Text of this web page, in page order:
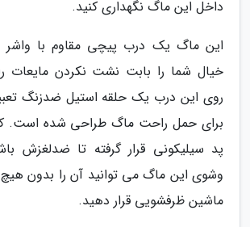
داخل این ماگ نگهداری کنید.
این ماگ یک درب پیچی مقاوم با واشر
خیال شما را بابت نشت نکردن مایعات
روی این درب یک حلقه استیل ضدزنگ
برای حمل راحت ماگ طراحی شده
پد سیلیکونی قرار گرفته تا ضدلغزش
وشوی این ماگ می توانید آن را بدون
ماشین ظرفشویی قرار دهید.